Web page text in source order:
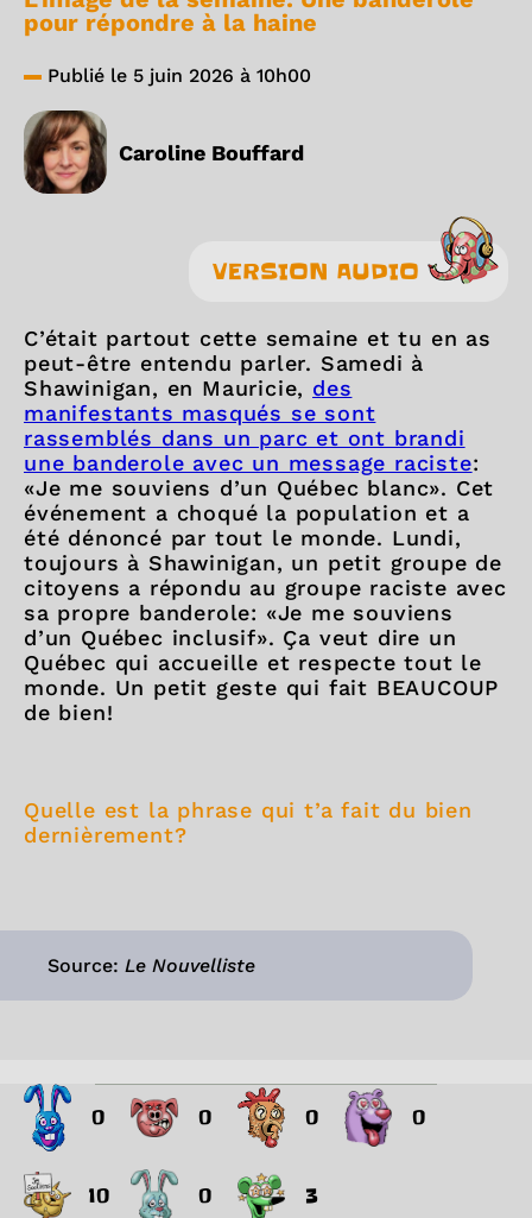
pour répondre à la haine
Publié le 5 juin 2026 à 10h00
Caroline Bouffard
VERSION AUDIO
C’était partout cette semaine et tu en as
peut-être entendu parler. Samedi à
Shawinigan, en Mauricie, des
manifestants masqués se sont
rassemblés dans un parc et ont brandi
une banderole avec un message raciste:
«Je me souviens d’un Québec blanc». Cet
événement a choqué la population et a
été dénoncé par tout le monde. Lundi,
toujours à Shawinigan, un petit groupe de
citoyens a répondu au groupe raciste avec
sa propre banderole: «Je me souviens
d’un Québec inclusif». Ça veut dire un
Québec qui accueille et respecte tout le
monde. Un petit geste qui fait BEAUCOUP
de bien!
Quelle est la phrase qui t’a fait du bien
dernièrement?
Source: Le Nouvelliste
0 0 0 0
10 0 3